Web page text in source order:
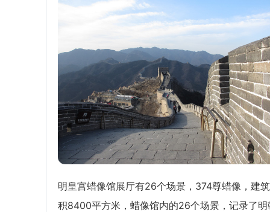
明皇宫蜡像馆展厅有26个场景，374尊蜡像，建
积8400平方米，蜡像馆内的26个场景，记录了明